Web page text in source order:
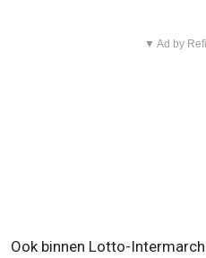
▼ Ad by
Ook binnen Lotto-